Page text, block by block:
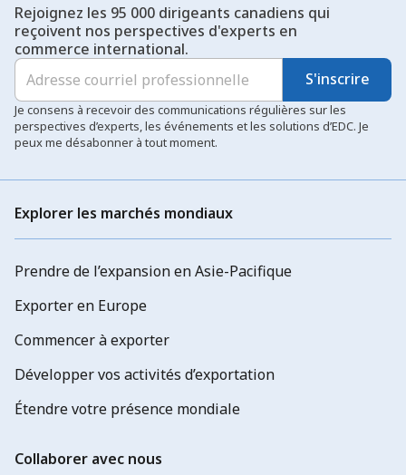
Rejoignez les 95 000 dirigeants canadiens qui
reçoivent nos perspectives d'experts en
commerce international.
S'inscrire
Je consens à recevoir des communications régulières sur les
perspectives d’experts, les événements et les solutions d’EDC. Je
peux me désabonner à tout moment.
Explorer les marchés mondiaux
Prendre de l’expansion en Asie-Pacifique
Exporter en Europe
Commencer à exporter
Développer vos activités d’exportation
Étendre votre présence mondiale
Collaborer avec nous